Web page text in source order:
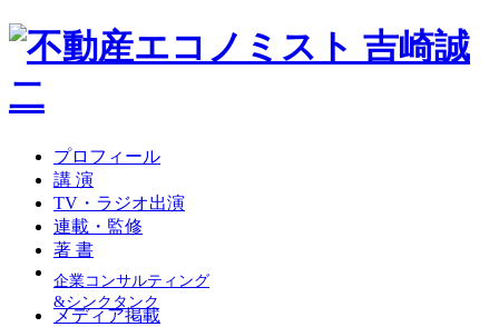
プロフィール
講 演
TV・ラジオ出演
連載・監修
著 書
企業コンサルティング
&シンクタンク
メディア掲載